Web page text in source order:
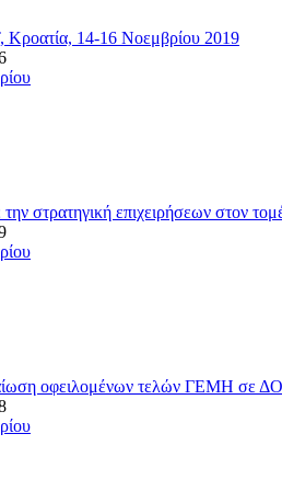
Κροατία, 14-16 Νοεμβρίου 2019
στρατηγική επιχειρήσεων στον
οφειλομένων τελών ΓΕΜΗ σε